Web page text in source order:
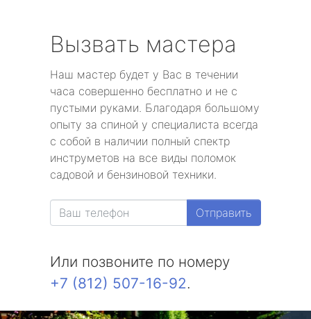
Песочный
Левашово
Лисий Нос
Александровская
Молодежное
Вызвать мастера
Наш мастер будет у Вас в течении
часа совершенно бесплатно и не с
пустыми руками. Благодаря большому
опыту за спиной у специалиста всегда
с собой в наличии полный спектр
инструметов на все виды поломок
садовой и бензиновой техники.
Отправить
Или позвоните по номеру
+7 (812) 507-16-92.